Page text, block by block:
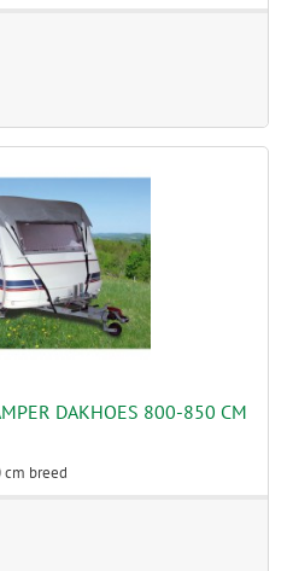
DAKHOES 800-850 CM
cm breed